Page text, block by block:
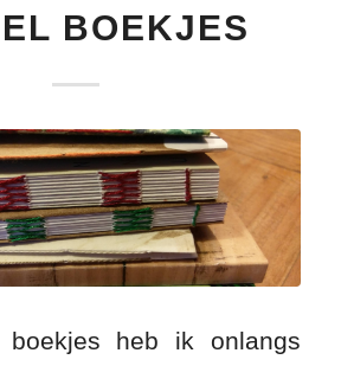
BOEKJES
boekjes heb ik onlangs